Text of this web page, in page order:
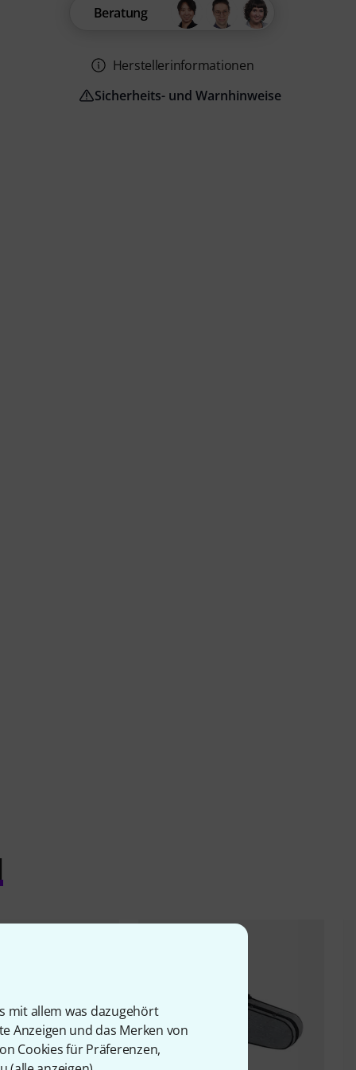
mit allem was dazugehört
Anzeigen und das Merken von
Cookies für Präferenzen,
Beratung
Herstellerinformationen
Sicherheits- und Warnhinweise